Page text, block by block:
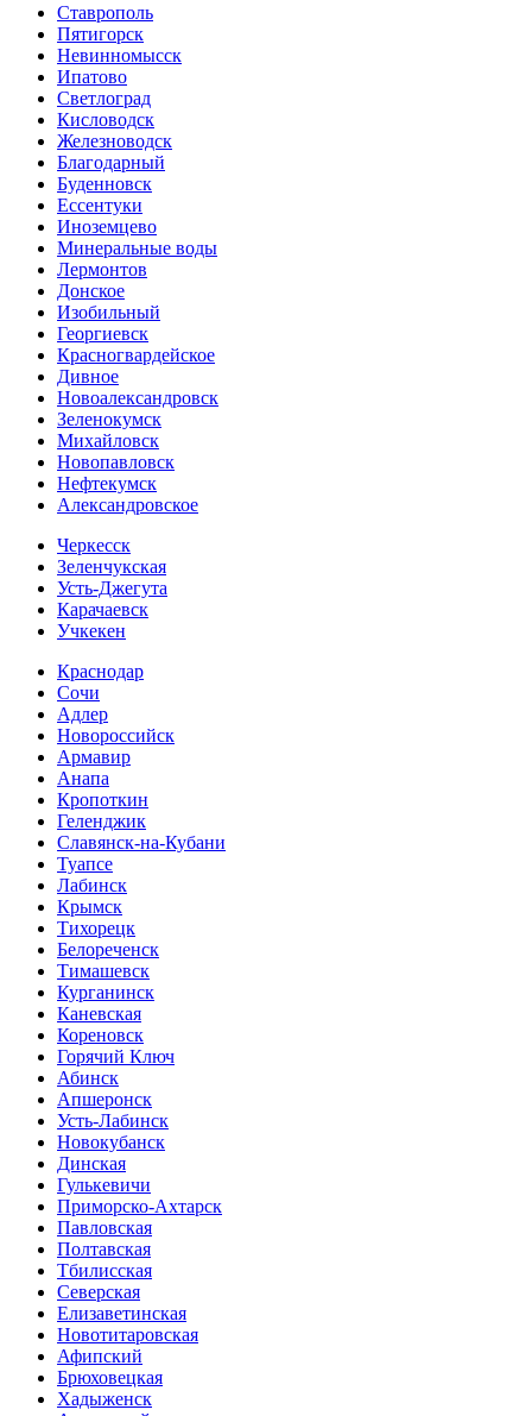
Ставрополь
Пятигорск
Невинномысск
Ипатово
Светлоград
Кисловодск
Железноводск
Благодарный
Буденновск
Ессентуки
Иноземцево
Минеральные воды
Лермонтов
Донское
Изобильный
Георгиевск
Красногвардейское
Дивное
Новоалександровск
Зеленокумск
Михайловск
Новопавловск
Нефтекумск
Александровское
Черкесск
Зеленчукская
Усть-Джегута
Карачаевск
Учкекен
Краснодар
Сочи
Адлер
Новороссийск
Армавир
Анапа
Кропоткин
Геленджик
Славянск-на-Кубани
Туапсе
Лабинск
Крымск
Тихорецк
Белореченск
Тимашевск
Курганинск
Каневская
Кореновск
Горячий Ключ
Абинск
Апшеронск
Усть-Лабинск
Новокубанск
Динская
Гулькевичи
Приморско-Ахтарск
Павловская
Полтавская
Тбилисская
Северская
Елизаветинская
Новотитаровская
Афипский
Брюховецкая
Хадыженск